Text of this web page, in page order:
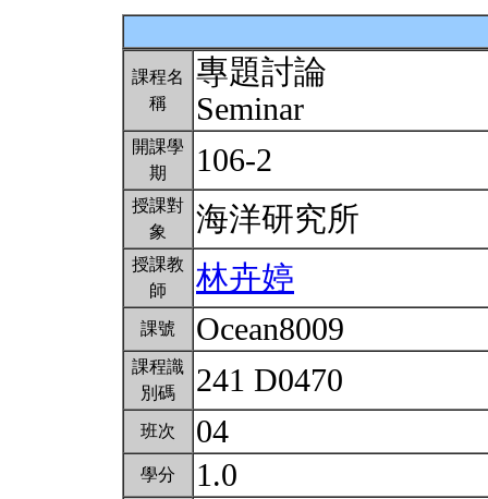
課程名
稱
專題討論
Seminar
開課學
期
106-2
授課對
象
海洋研究所
授課教
師
林卉婷
課號 Ocean8009
課程識
別碼
241 D0470
班次 04
學分 1.0